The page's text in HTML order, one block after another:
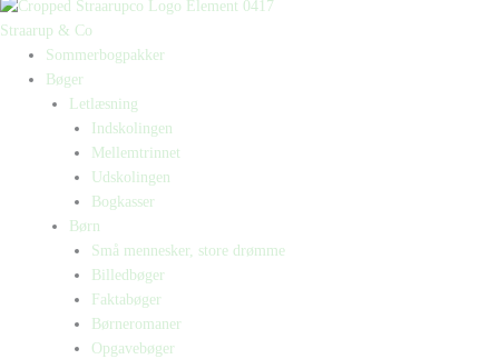
Straarup & Co
Sommerbogpakker
Bøger
Letlæsning
Indskolingen
Mellemtrinnet
Udskolingen
Bogkasser
Børn
Små mennesker, store drømme
Billedbøger
Faktabøger
Børneromaner
Opgavebøger